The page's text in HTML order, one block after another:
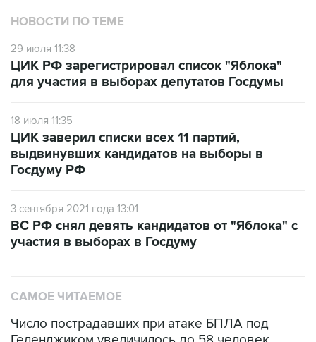
29 июля 11:38
для участия в выборах депутатов Госдумы
18 июля 11:35
выдвинувших кандидатов на выборы в
Госдуму РФ
3 сентября 2021 года 13:01
участия в выборах в Госдуму
Число пострадавших при атаке БПЛА под